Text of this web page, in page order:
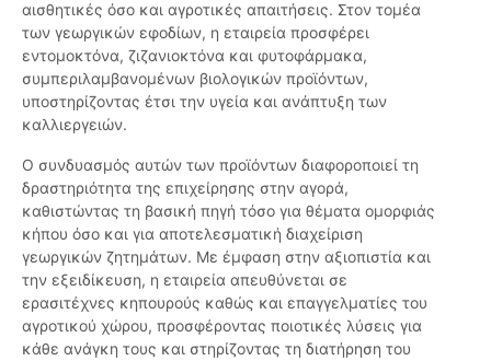
αισθητικές όσο και αγροτικές απαιτήσεις. Στον τομέα
των γεωργικών εφοδίων, η εταιρεία προσφέρει
εντομοκτόνα, ζιζανιοκτόνα και φυτοφάρμακα,
συμπεριλαμβανομένων βιολογικών προϊόντων,
υποστηρίζοντας έτσι την υγεία και ανάπτυξη των
καλλιεργειών.
Ο συνδυασμός αυτών των προϊόντων διαφοροποιεί τη
δραστηριότητα της επιχείρησης στην αγορά,
καθιστώντας τη βασική πηγή τόσο για θέματα ομορφιάς
κήπου όσο και για αποτελεσματική διαχείριση
γεωργικών ζητημάτων. Με έμφαση στην αξιοπιστία και
την εξειδίκευση, η εταιρεία απευθύνεται σε
ερασιτέχνες κηπουρούς καθώς και επαγγελματίες του
αγροτικού χώρου, προσφέροντας ποιοτικές λύσεις για
κάθε ανάγκη τους και στηρίζοντας τη διατήρηση του